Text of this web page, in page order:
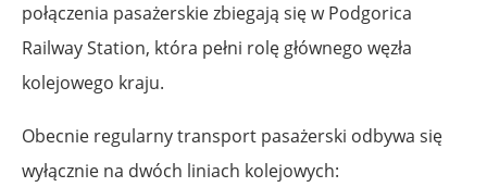
połączenia pasażerskie zbiegają się w Podgorica
Railway Station, która pełni rolę głównego węzła
kolejowego kraju.
Obecnie regularny transport pasażerski odbywa się
wyłącznie na dwóch liniach kolejowych: